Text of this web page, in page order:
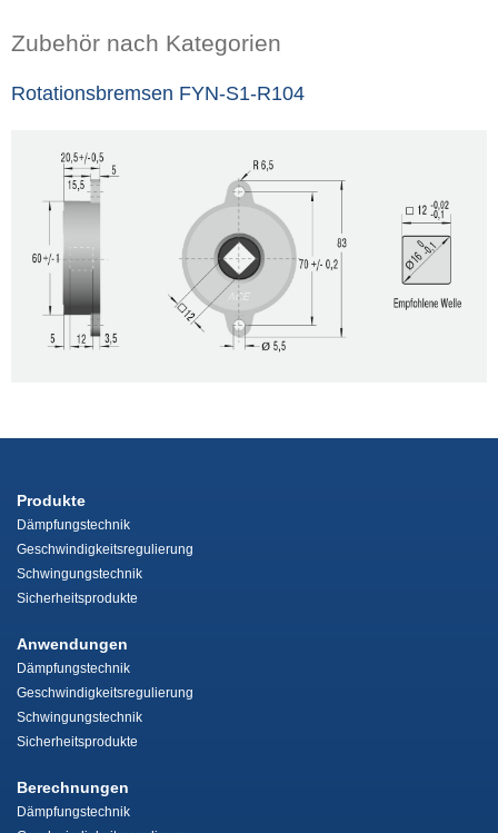
Zubehör nach Kategorien
Rotationsbremsen FYN-S1-R104
Produkte
Dämpfungstechnik
Geschwindigkeitsregulierung
Schwingungstechnik
Sicherheitsprodukte
Anwendungen
Dämpfungstechnik
Geschwindigkeitsregulierung
Schwingungstechnik
Sicherheitsprodukte
Berechnungen
Dämpfungstechnik